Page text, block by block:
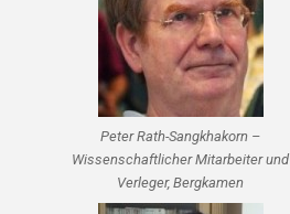
Peter Rath-Sangkhakorn –
Wissenschaftlicher Mitarbeiter und
Verleger, Bergkamen